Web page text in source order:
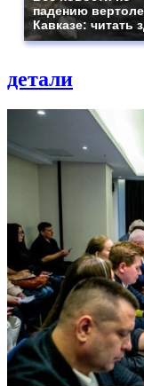
падению
Кавказе: читать
детали